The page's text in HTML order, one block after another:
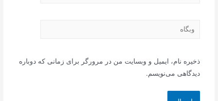
وبگاه
ذخیره نام، ایمیل و وبسایت من در مرورگر برای زمانی که دوباره
دیدگاهی می‌نویسم.